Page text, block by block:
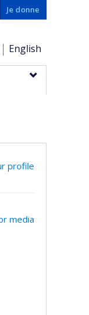
Je donne
English
profile
media